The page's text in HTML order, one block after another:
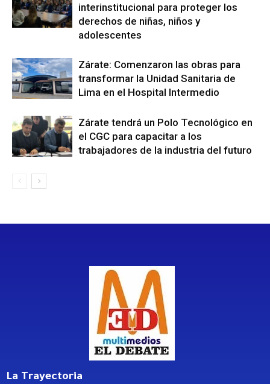
interinstitucional para proteger los
derechos de niñas, niños y
adolescentes
Zárate: Comenzaron las obras para
transformar la Unidad Sanitaria de
Lima en el Hospital Intermedio
Zárate tendrá un Polo Tecnológico en
el CGC para capacitar a los
trabajadores de la industria del futuro
La Trayectoria